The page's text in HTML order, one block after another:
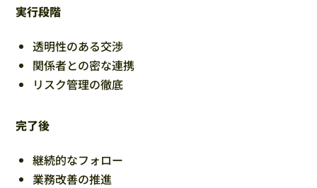
実行段階
透明性のある交渉
関係者との密な連携
リスク管理の徹底
完了後
継続的なフォロー
業務改善の推進